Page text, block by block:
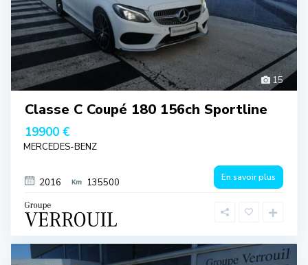
15
Classe C Coupé 180 156ch Sportline
19900 €
MERCEDES-BENZ
2016 135500 En savoir plus